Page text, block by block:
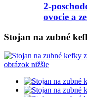
2-
ovocie a
Stojan na zubné